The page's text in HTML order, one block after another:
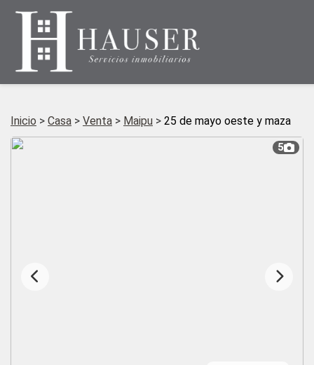
Inicio > Casa > Venta > Maipu > 25 de mayo oeste y maza
5